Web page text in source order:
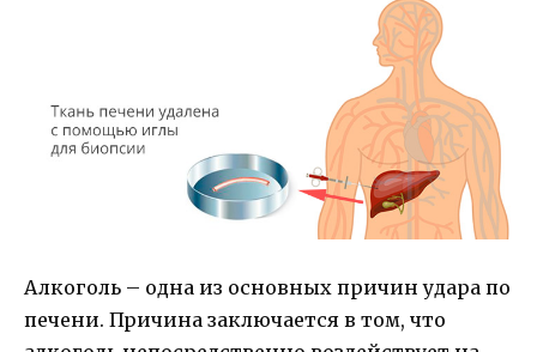
Алкоголь – одна из основных причин удара по
печени. Причина заключается в том, что